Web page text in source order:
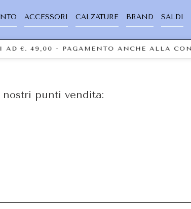
ACCESSORI CALZATURE BRAND SALDI
€. 49,00 - PAGAMENTO ANCHE ALLA
nostri punti vendita: